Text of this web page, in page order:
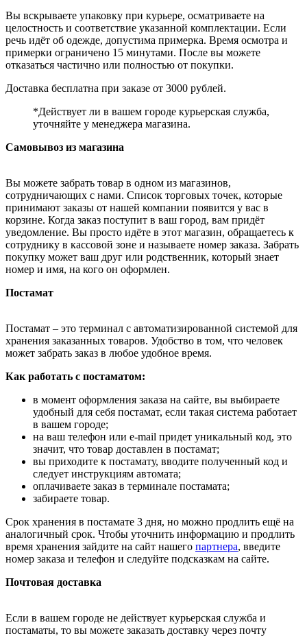
Вы вскрываете упаковку при курьере, осматриваете на
целостность и соответствие указанной комплектации. Если
речь идёт об одежде, допустима примерка. Время осмотра и
примерки ограничено 15 минутами. После вы можете
отказаться частично или полностью от покупки.
Доставка бесплатна при заказе от 3000 рублей.
*Действует ли в вашем городе курьерская служба,
уточняйте у менеджера магазина.
Самовывоз из магазина
Вы можете забрать товар в одном из магазинов,
сотрудничающих с нами. Список торговых точек, которые
принимают заказы от нашей компании появится у вас в
корзине. Когда заказ поступит в ваш город, вам придёт
уведомление. Вы просто идёте в этот магазин, обращаетесь к
сотруднику в кассовой зоне и называете номер заказа. Забрать
покупку может ваш друг или родственник, который знает
номер и имя, на кого он оформлен.
Постамат
Постамат – это терминал с автоматизированной системой для
хранения заказанных товаров. Удобство в том, что человек
может забрать заказ в любое удобное время.
Как работать с постаматом:
в момент оформления заказа на сайте, вы выбираете
удобный для себя постамат, если такая система работает
в вашем городе;
на ваш телефон или e-mail придет уникальный код, это
значит, что товар доставлен в постамат;
вы приходите к постамату, вводите полученный код и
следует инструкциям автомата;
оплачиваете заказ в терминале постамата;
забираете товар.
Срок хранения в постамате 3 дня, но можно продлить ещё на
аналогичный срок. Чтобы уточнить информацию и продлить
время хранения зайдите на сайт нашего партнера, введите
номер заказа и телефон и следуйте подсказкам на сайте.
Почтовая доставка
Если в вашем городе не действует курьерская служба и
постаматы, то вы можете заказать доставку через почту